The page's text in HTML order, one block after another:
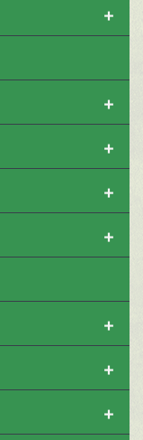
+
+
+
+
+
+
+
+